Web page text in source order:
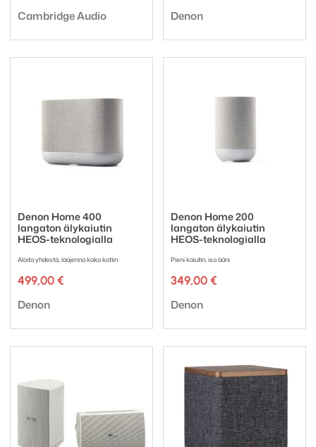
Tuotemerkki:
Cambridge Audio Tuotemerkki:
Denon
Denon Home 400
langaton älykaiutin
HEOS-teknologialla
Aloita yhdestä, laajenna koko kotiin
499,00 €
Tuotemerkki:
Denon
Denon Home 200
langaton älykaiutin
HEOS-teknologialla
Pieni kaiutin, iso ääni
349,00 €
Tuotemerkki:
Denon